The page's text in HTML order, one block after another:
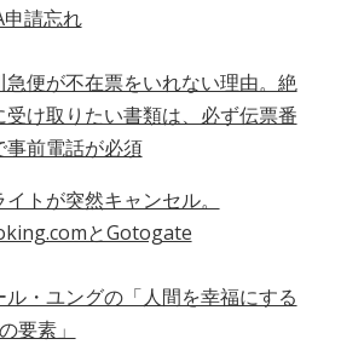
申請忘れ
急便が不在票をいれない理由。絶
受け取りたい書類は、必ず伝票番
事前電話が必須
イトが突然キャンセル。
とGotogate
ル・ユングの「人間を幸福にする
要素」